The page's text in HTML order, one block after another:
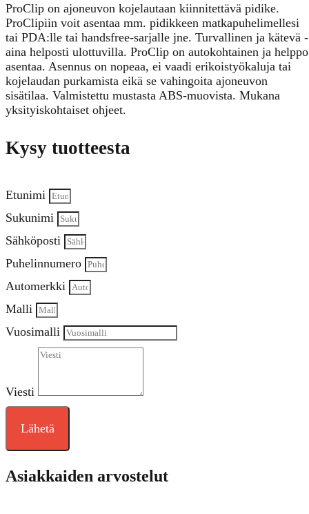
ProClip on ajoneuvon kojelautaan kiinnitettävä pidike.
ProClipiin voit asentaa mm. pidikkeen matkapuhelimellesi
tai PDA:lle tai handsfree-sarjalle jne. Turvallinen ja kätevä -
aina helposti ulottuvilla. ProClip on autokohtainen ja helppo
asentaa. Asennus on nopeaa, ei vaadi erikoistyökaluja tai
kojelaudan purkamista eikä se vahingoita ajoneuvon
sisätilaa. Valmistettu mustasta ABS-muovista. Mukana
yksityiskohtaiset ohjeet.
Kysy tuotteesta
Etunimi
Sukunimi
Sähköposti
Puhelinnumero
Automerkki
Malli
Vuosimalli
Viesti
Lähetä
Asiakkaiden arvostelut